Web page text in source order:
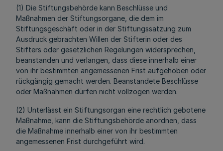
(1) Die Stiftungsbehörde kann Beschlüsse und
Maßnahmen der Stiftungsorgane, die dem im
Stiftungsgeschäft oder in der Stiftungssatzung zum
Ausdruck gebrachten Willen der Stifterin oder des
Stifters oder gesetzlichen Regelungen widersprechen,
beanstanden und verlangen, dass diese innerhalb einer
von ihr bestimmten angemessenen Frist aufgehoben oder
rückgängig gemacht werden. Beanstandete Beschlüsse
oder Maßnahmen dürfen nicht vollzogen werden.
(2) Unterlässt ein Stiftungsorgan eine rechtlich gebotene
Maßnahme, kann die Stiftungsbehörde anordnen, dass
die Maßnahme innerhalb einer von ihr bestimmten
angemessenen Frist durchgeführt wird.